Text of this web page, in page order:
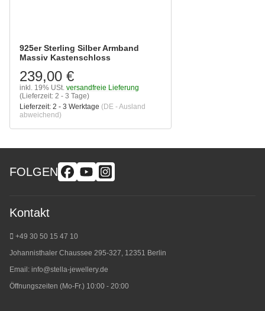
925er Sterling Silber Armband
Massiv Kastenschloss
239,00 €
inkl. 19% USt. versandfreie Lieferung
(Lieferzeit: 2 - 3 Tage)
Lieferzeit: 2 - 3 Werktage (DE - Ausland
abweichend)
FOLGEN
Kontakt
+49 30 50 15 47 10
Johannisthaler Chaussee 295-327, 12351 Berlin
Email: info@stella-jewellery.de
Öffnungszeiten (Mo-Fr.) 10:00 - 20:00